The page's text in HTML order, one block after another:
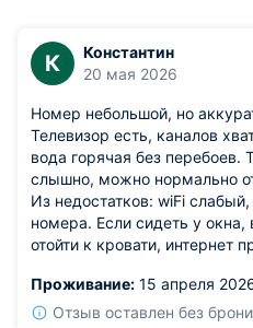
К
Константин
20 мая 2026
Номер небольшой, но
Телевизор есть, каналов
вода горячая без перебоев.
слышно, можно нормально
Из недостатков: wiFi
номера. Если сидеть у
отойти к кровати, интернет
Проживание: 15 апреля
Отзыв оставлен без